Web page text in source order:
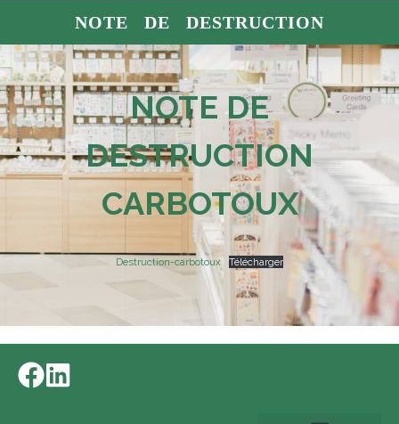
NOTE DE DESTRUCTION
NOTE DE
DESTRUCTION
CARBOTOUX
Destruction-carbotoux Télécharger